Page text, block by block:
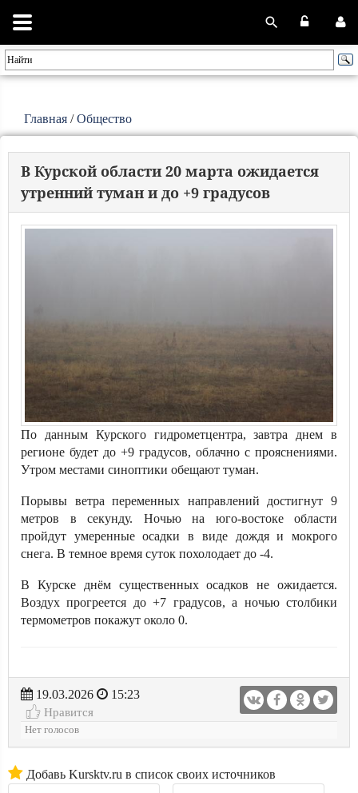
Главная /Общество
В Курской области 20 марта ожидается
утренний туман и до +9 градусов
По данным Курского гидрометцентра, завтра днем в
регионе будет до +9 градусов, облачно с прояснениями.
Утром местами синоптики обещают туман.
Порывы ветра переменных направлений достигнут 9
метров в секунду. Ночью на юго-востоке области
пройдут умеренные осадки в виде дождя и мокрого
снега. В темное время суток похолодает до -4.
В Курске днём существенных осадков не ожидается.
Воздух прогреется до +7 градусов, а ночью столбики
термометров покажут около 0.
19.03.2026
15:23
Нравится
Нет голосов
Добавь Kursktv.ru в список своих источников